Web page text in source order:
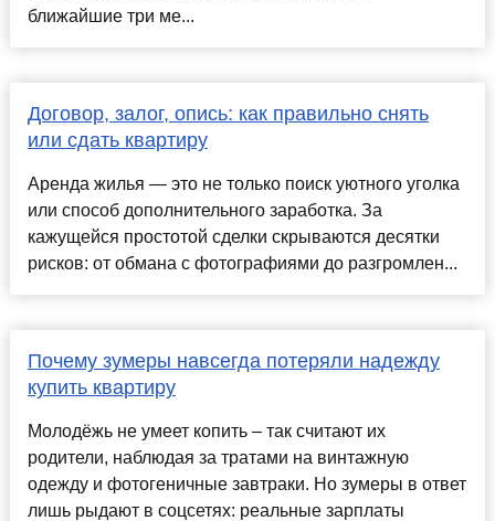
ближайшие три ме...
Договор, залог, опись: как правильно снять
или сдать квартиру
Аренда жилья — это не только поиск уютного уголка
или способ дополнительного заработка. За
кажущейся простотой сделки скрываются десятки
рисков: от обмана с фотографиями до разгромлен...
Почему зумеры навсегда потеряли надежду
купить квартиру
Молодёжь не умеет копить – так считают их
родители, наблюдая за тратами на винтажную
одежду и фотогеничные завтраки. Но зумеры в ответ
лишь рыдают в соцсетях: реальные зарплаты